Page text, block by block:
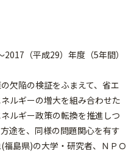
（平成29）年度（5年間）
欠陥の検証をふまえて、省エ
ルギーの増大を組み合わせた
ルギー政策の転換を推進しつ
途を、同様の問題関心を有す
島県)の大学・研究者、ＮＰＯ